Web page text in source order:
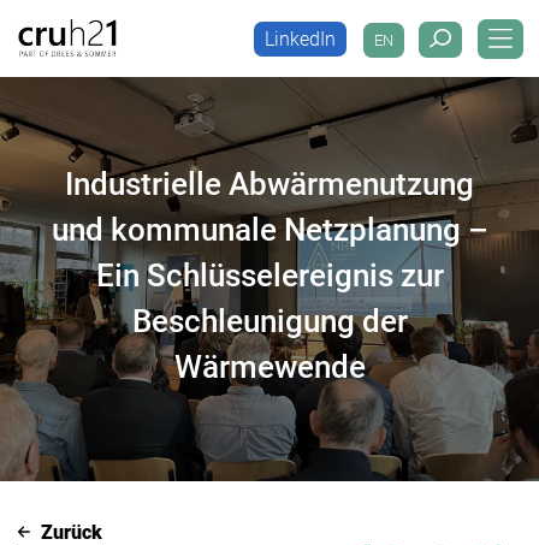
EN
LinkedIn EN
LinkedIn
Industrielle Abwärmenutzung
und kommunale Netzplanung –
Ein Schlüsselereignis zur
Beschleunigung der
Wärmewende
Zurück